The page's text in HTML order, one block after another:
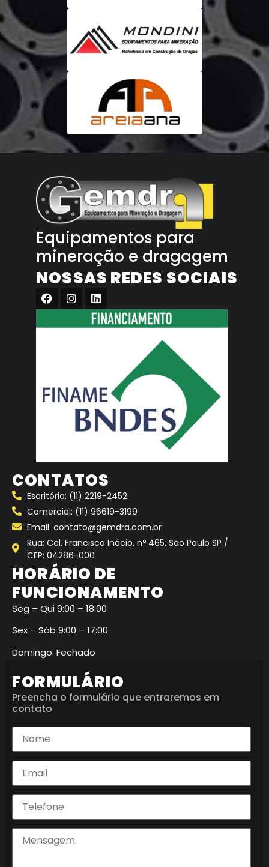
Equipamentos para
mineração e dragagem
NOSSAS REDES SOCIAIS
CONTATOS
Escritório: (11) 2219-2452
Comercial: (11) 96619-3199
Email: contato@gemdra.com.br
Rua: Cel. Francisco Inácio, nº 465, São Paulo SP /
CEP: 04286-000
HORÁRIO DE
FUNCIONAMENTO
Seg – Qui 9:00 – 18:00
Sex – Sáb 9:00 – 17:00
Domingo: Fechado
FORMULÁRIO
Preencha o formulário que entraremos em
contato